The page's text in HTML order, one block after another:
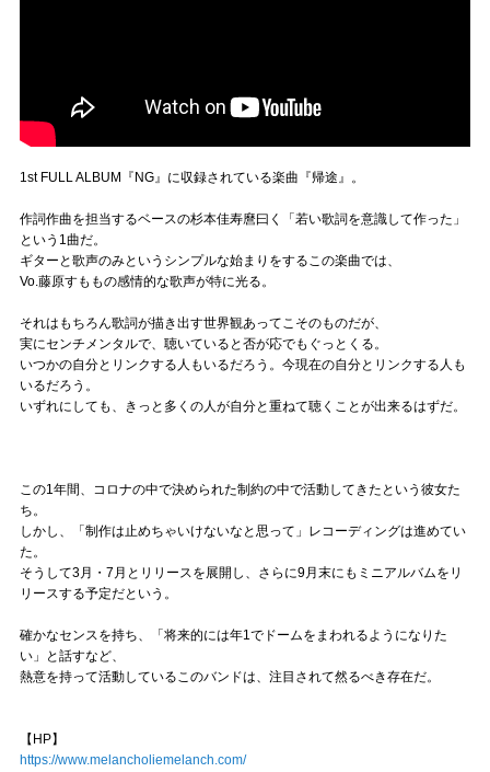
1st FULL ALBUM『NG』に収録されている楽曲『帰途』。
作詞作曲を担当するベースの杉本佳寿麿曰く「若い歌詞を意識して作った」
という1曲だ。
ギターと歌声のみというシンプルな始まりをするこの楽曲では、
Vo.藤原すももの感情的な歌声が特に光る。
それはもちろん歌詞が描き出す世界観あってこそのものだが、
実にセンチメンタルで、聴いていると否が応でもぐっとくる。
いつかの自分とリンクする人もいるだろう。今現在の自分とリンクする人も
いるだろう。
いずれにしても、きっと多くの人が自分と重ねて聴くことが出来るはずだ。
この1年間、コロナの中で決められた制約の中で活動してきたという彼女た
ち。
しかし、「制作は止めちゃいけないなと思って」レコーディングは進めてい
た。
そうして3月・7月とリリースを展開し、さらに9月末にもミニアルバムをリ
リースする予定だという。
確かなセンスを持ち、「将来的には年1でドームをまわれるようになりた
い」と話すなど、
熱意を持って活動しているこのバンドは、注目されて然るべき存在だ。
【HP】
https://www.melancholiemelanch.com/